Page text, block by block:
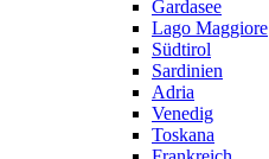
Gardasee
Lago Maggiore
Südtirol
Sardinien
Adria
Venedig
Toskana